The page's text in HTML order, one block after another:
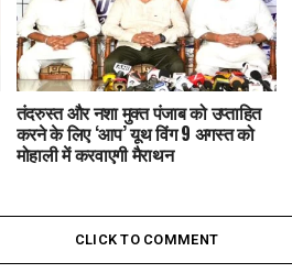
तंदरुस्त और नशा मुक्त पंजाब को उप्ताहित
करने के लिए ‘आप’ यूथ विंग 9 अगस्त को
मोहाली में करवाएगी मैराथन
CLICK TO COMMENT